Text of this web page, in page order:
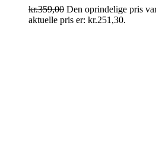
kr.359,00 Den oprindelige pris
aktuelle pris er: kr.251,30.